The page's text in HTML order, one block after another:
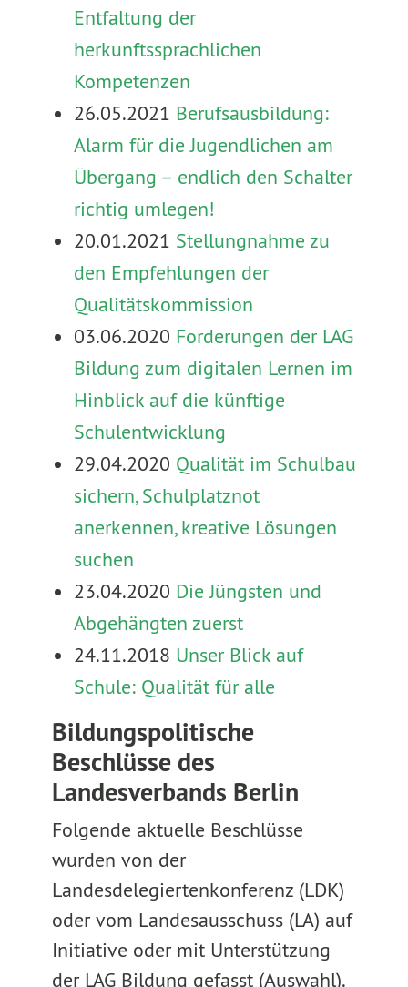
Entfaltung der
herkunftssprachlichen
Kompetenzen
26.05.2021 Berufsausbildung:
Alarm für die Jugendlichen am
Übergang – endlich den Schalter
richtig umlegen!
20.01.2021 Stellungnahme zu
den Empfehlungen der
Qualitätskommission
03.06.2020 Forderungen der LAG
Bildung zum digitalen Lernen im
Hinblick auf die künftige
Schulentwicklung
29.04.2020 Qualität im Schulbau
sichern, Schulplatznot
anerkennen, kreative Lösungen
suchen
23.04.2020 Die Jüngsten und
Abgehängten zuerst
24.11.2018 Unser Blick auf
Schule: Qualität für alle
Bildungspolitische
Beschlüsse des
Landesverbands Berlin
Folgende aktuelle Beschlüsse
wurden von der
Landesdelegiertenkonferenz (LDK)
oder vom Landesausschuss (LA) auf
Initiative oder mit Unterstützung
der LAG Bildung gefasst (Auswahl).